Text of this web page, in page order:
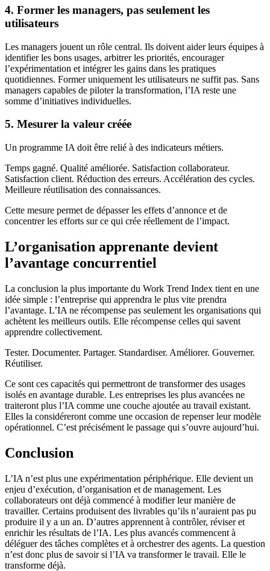
4. Former les managers, pas seulement les
utilisateurs
Les managers jouent un rôle central. Ils doivent aider leurs équipes à
identifier les bons usages, arbitrer les priorités, encourager
l’expérimentation et intégrer les gains dans les pratiques
quotidiennes. Former uniquement les utilisateurs ne suffit pas. Sans
managers capables de piloter la transformation, l’IA reste une
somme d’initiatives individuelles.
5. Mesurer la valeur créée
Un programme IA doit être relié à des indicateurs métiers.
Temps gagné. Qualité améliorée. Satisfaction collaborateur.
Satisfaction client. Réduction des erreurs. Accélération des cycles.
Meilleure réutilisation des connaissances.
Cette mesure permet de dépasser les effets d’annonce et de
concentrer les efforts sur ce qui crée réellement de l’impact.
L’organisation apprenante devient
l’avantage concurrentiel
La conclusion la plus importante du Work Trend Index tient en une
idée simple : l’entreprise qui apprendra le plus vite prendra
l’avantage. L’IA ne récompense pas seulement les organisations qui
achètent les meilleurs outils. Elle récompense celles qui savent
apprendre collectivement.
Tester. Documenter. Partager. Standardiser. Améliorer. Gouverner.
Réutiliser.
Ce sont ces capacités qui permettront de transformer des usages
isolés en avantage durable. Les entreprises les plus avancées ne
traiteront plus l’IA comme une couche ajoutée au travail existant.
Elles la considéreront comme une occasion de repenser leur modèle
opérationnel. C’est précisément le passage qui s’ouvre aujourd’hui.
Conclusion
L’IA n’est plus une expérimentation périphérique. Elle devient un
enjeu d’exécution, d’organisation et de management. Les
collaborateurs ont déjà commencé à modifier leur manière de
travailler. Certains produisent des livrables qu’ils n’auraient pas pu
produire il y a un an. D’autres apprennent à contrôler, réviser et
enrichir les résultats de l’IA. Les plus avancés commencent à
déléguer des tâches complètes et à orchestrer des agents. La question
n’est donc plus de savoir si l’IA va transformer le travail. Elle le
transforme déjà.